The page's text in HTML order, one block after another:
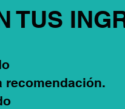
TUS
recomendación.